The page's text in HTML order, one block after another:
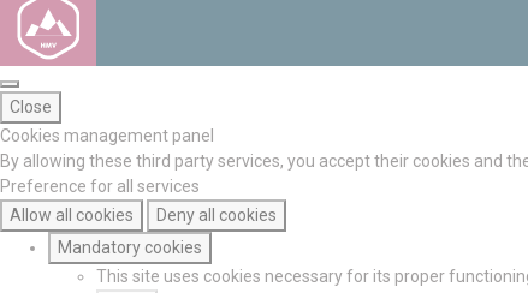
Close
Cookies management panel
By allowing these third party services, you accept their cookies and
Preference for all services
Allow all cookies
Deny all cookies
Mandatory cookies
This site uses cookies necessary for its proper